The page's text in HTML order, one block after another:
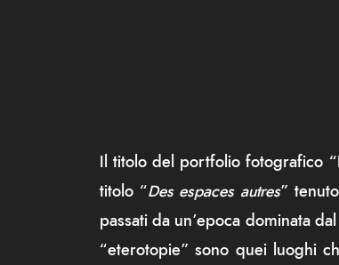
Il titolo del portfolio fotografico
titolo “Des espaces autres”
passati da un’epoca dominata
“eterotopie” sono quei luoghi